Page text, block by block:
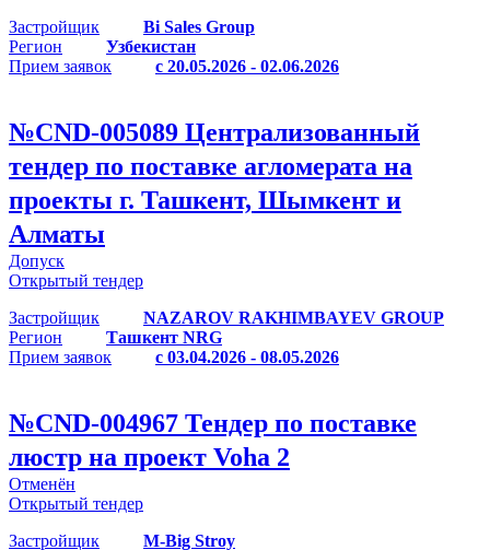
Застройщик
Bi Sales Group
Регион
Узбекистан
Прием заявок
с 20.05.2026 - 02.06.2026
№CND-005089 Централизованный
тендер по поставке агломерата на
проекты г. Ташкент, Шымкент и
Алматы
Допуск
Открытый тендер
Застройщик
NAZAROV RAKHIMBAYEV GROUP
Регион
Ташкент NRG
Прием заявок
с 03.04.2026 - 08.05.2026
№CND-004967 Тендер по поставке
люстр на проект Voha 2
Отменён
Открытый тендер
Застройщик
M-Big Stroy